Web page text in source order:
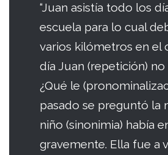
“Juan asistía todo los
escuela para lo cual
varios kilómetros en el
día Juan (repetición) no
¿Qué le
pasado se preguntó la
niño (sinonimia) había
gravemente. Ella fue a